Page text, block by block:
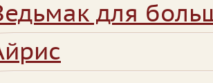
для